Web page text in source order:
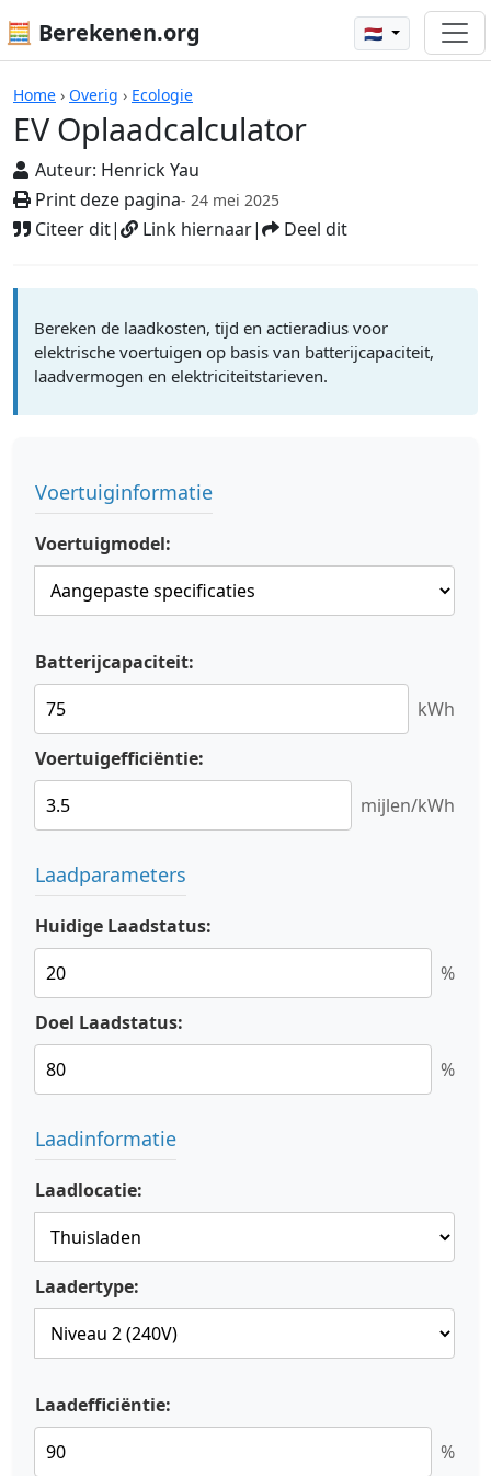
🧮 Berekenen.org 🇳🇱
Home › Overig › Ecologie
EV Oplaadcalculator
Auteur: Henrick Yau
Print deze pagina- 24 mei 2025
Citeer dit| Link hiernaar| Deel dit
Rekenmachines
Bereken de laadkosten, tijd en actieradius voor
elektrische voertuigen op basis van batterijcapaciteit,
laadvermogen en elektriciteitstarieven.
Voertuiginformatie
Voertuigmodel:
Batterijcapaciteit:
kWh
Voertuigefficiëntie:
mijlen/kWh
Laadparameters
Huidige Laadstatus:
%
Doel Laadstatus:
%
Laadinformatie
Laadlocatie:
Laadertype:
Laadefficiëntie:
%